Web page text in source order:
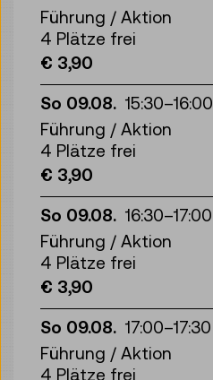
Führung / Aktion
4 Plätze frei
€ 3,90
So 09.08. 15:30–16:00
Führung / Aktion
4 Plätze frei
€ 3,90
So 09.08. 16:30–17:00
Führung / Aktion
4 Plätze frei
€ 3,90
So 09.08. 17:00–17:30
Führung / Aktion
4 Plätze frei